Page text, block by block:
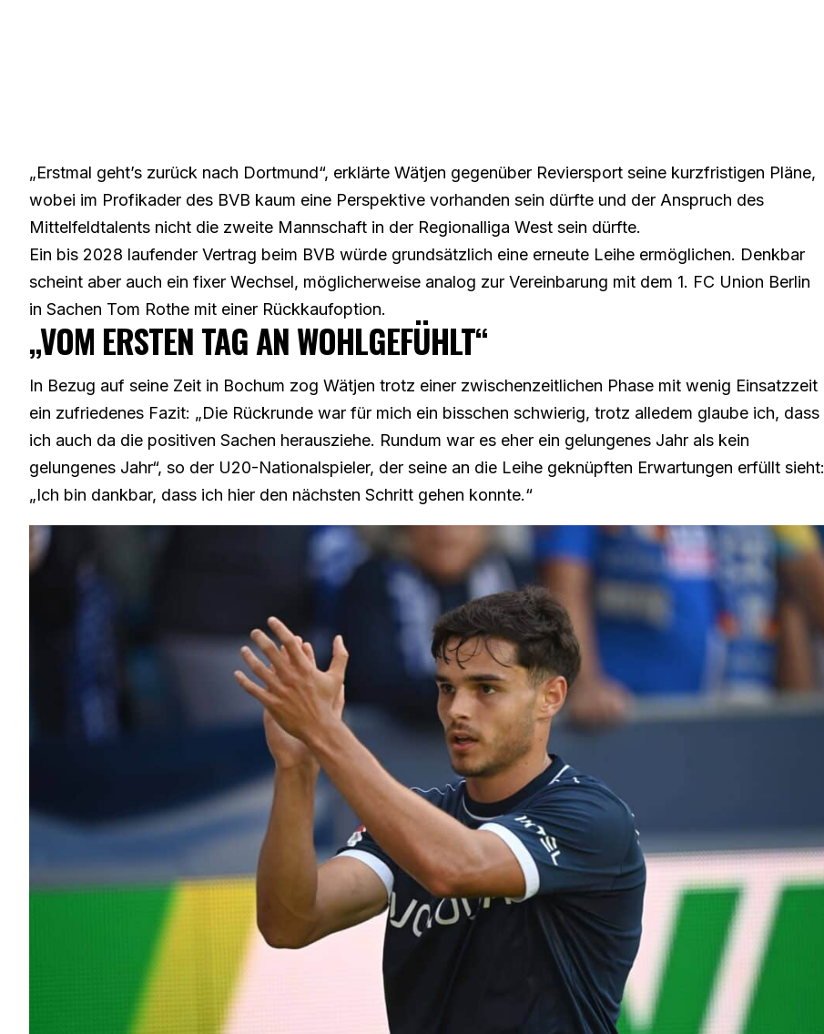
„Erstmal geht’s zurück nach Dortmund“, erklärte Wätjen gegenüber Reviersport seine kurzfristigen Pläne,
wobei im Profikader des BVB kaum eine Perspektive vorhanden sein dürfte und der Anspruch des
Mittelfeldtalents nicht die zweite Mannschaft in der Regionalliga West sein dürfte.
Ein bis 2028 laufender Vertrag beim BVB würde grundsätzlich eine erneute Leihe ermöglichen. Denkbar
scheint aber auch ein fixer Wechsel, möglicherweise analog zur Vereinbarung mit dem 1. FC Union Berlin
in Sachen Tom Rothe mit einer Rückkaufoption.
„VOM ERSTEN TAG AN WOHLGEFÜHLT“
In Bezug auf seine Zeit in Bochum zog Wätjen trotz einer zwischenzeitlichen Phase mit wenig Einsatzzeit
ein zufriedenes Fazit: „Die Rückrunde war für mich ein bisschen schwierig, trotz alledem glaube ich, dass
ich auch da die positiven Sachen herausziehe. Rundum war es eher ein gelungenes Jahr als kein
gelungenes Jahr“, so der U20-Nationalspieler, der seine an die Leihe geknüpften Erwartungen erfüllt sieht:
„Ich bin dankbar, dass ich hier den nächsten Schritt gehen konnte.“